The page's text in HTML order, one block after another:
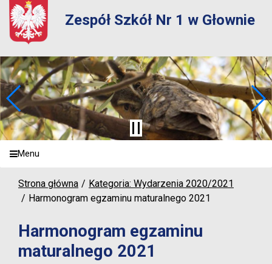
Zespół Szkół Nr 1 w Głownie
Menu
Strona główna
Kategoria: Wydarzenia 2020/2021
Harmonogram egzaminu maturalnego 2021
Harmonogram egzaminu
maturalnego 2021